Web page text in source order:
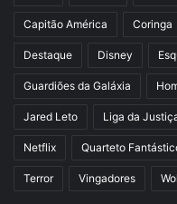
Capitão América Coringa
Destaque Disney
Guardiões da Galáxia
Jared Leto Liga da
Netflix Quarteto
Terror Vingadores